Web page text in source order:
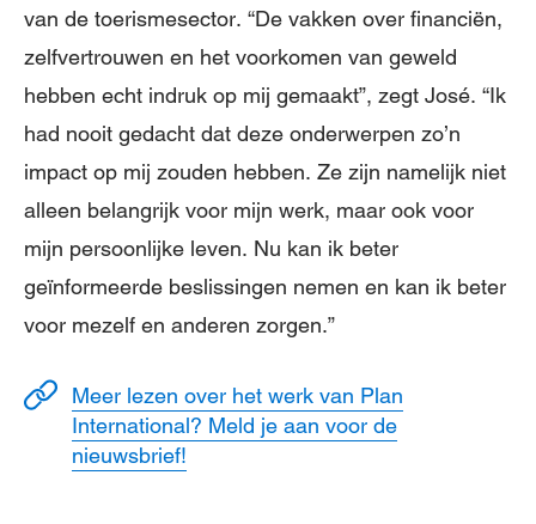
van de toerismesector. “De vakken over financiën,
zelfvertrouwen en het voorkomen van geweld
hebben echt indruk op mij gemaakt”, zegt José. “Ik
had nooit gedacht dat deze onderwerpen zo’n
impact op mij zouden hebben. Ze zijn namelijk niet
alleen belangrijk voor mijn werk, maar ook voor
mijn persoonlijke leven. Nu kan ik beter
geïnformeerde beslissingen nemen en kan ik beter
voor mezelf en anderen zorgen.”
Meer lezen over het werk van Plan
International? Meld je aan voor de
nieuwsbrief!